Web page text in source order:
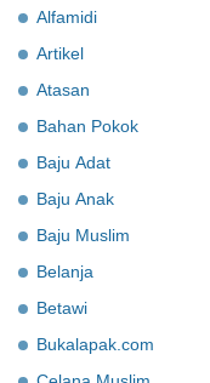
Alfamidi
Artikel
Atasan
Bahan Pokok
Baju Adat
Baju Anak
Baju Muslim
Belanja
Betawi
Bukalapak.com